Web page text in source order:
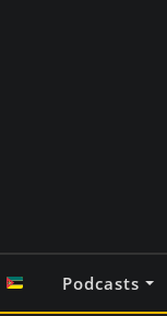
Podcasts